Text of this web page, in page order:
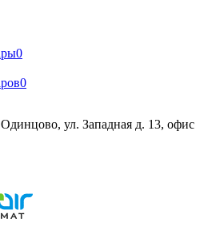
0
0
Одинцово, ул. Западная д. 13, офис